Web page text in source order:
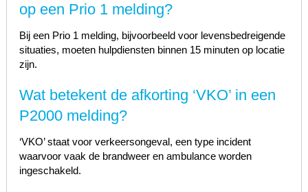
op een Prio 1 melding?
Bij een Prio 1 melding, bijvoorbeeld voor levensbedreigende
situaties, moeten hulpdiensten binnen 15 minuten op locatie
zijn.
Wat betekent de afkorting ‘VKO’ in een
P2000 melding?
‘VKO’ staat voor verkeersongeval, een type incident
waarvoor vaak de brandweer en ambulance worden
ingeschakeld.